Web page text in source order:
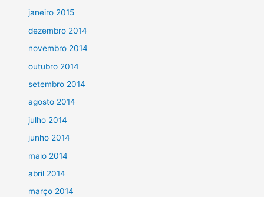
janeiro 2015
dezembro 2014
novembro 2014
outubro 2014
setembro 2014
agosto 2014
julho 2014
junho 2014
maio 2014
abril 2014
março 2014